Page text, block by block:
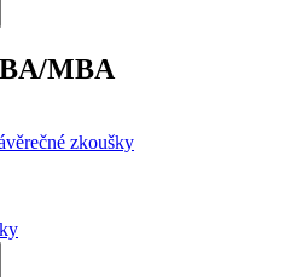
MBA
zkoušky